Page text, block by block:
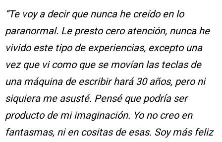
“Te voy a decir que nunca he creído en lo
paranormal. Le presto cero atención, nunca he
vivido este tipo de experiencias, excepto una
vez que vi como que se movían las teclas de
una máquina de escribir hará 30 años, pero ni
siquiera me asusté. Pensé que podría ser
producto de mi imaginación. Yo no creo en
fantasmas, ni en cositas de esas. Soy más feliz